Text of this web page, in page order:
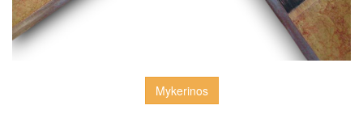
Mykerinos